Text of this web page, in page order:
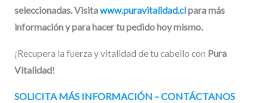
seleccionadas. Visitawww.puravitalidad.clpara más
información y para hacer tu pedido hoy mismo.
¡Recupera la fuerza y vitalidad de tu cabello con Pura
Vitalidad!
SOLICITA MÁS INFORMACIÓN – CONTÁCTANOS